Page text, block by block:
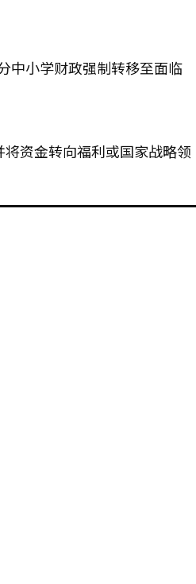
中小学财政强制转移至面临
资金转向福利或国家战略领